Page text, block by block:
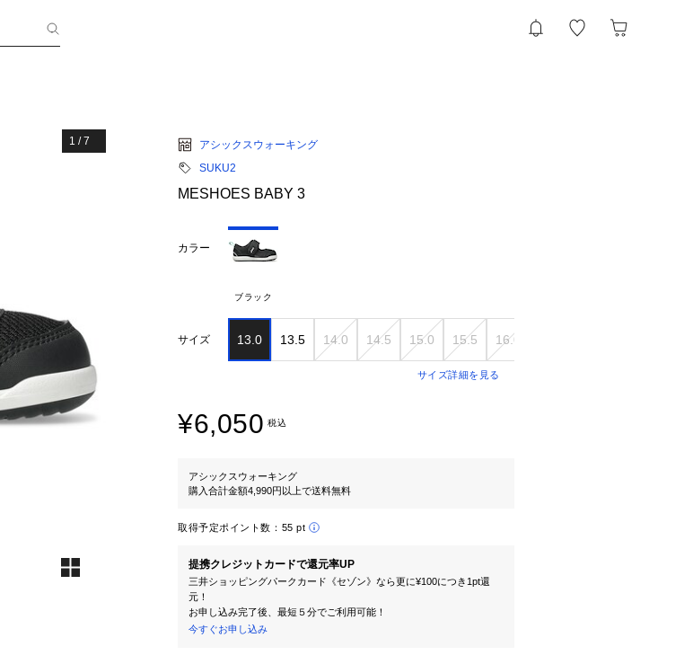
1 /7
アシックスウォーキング
SUKU2
MESHOES BABY 3
カラー
ブラック
サイズ 13.0 13.5 14.0 14.5 15.0 15.5 16.0
サイズ詳細を見る
¥6,050 税込
アシックスウォーキング
購入合計金額4,990円以上で送料無料
取得予定ポイント数： 55 pt
提携クレジットカードで還元率UP
三井ショッピングパークカード《セゾン》なら更に¥100につき1pt還
元！
お申し込み完了後、最短５分でご利用可能！
今すぐお申し込み